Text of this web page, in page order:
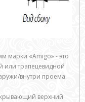
марки «Amigo» - это
или трапецевидной
внутри проема.
верхний